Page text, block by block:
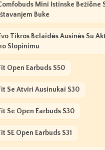
Mini Istinske Bežične
Buke
Tikros Belaidės Ausinės Su
Slopinimu
Open Earbuds S50
Se Atviri Ausinukai S30
Se Open Earbuds S30
SE Open Earbuds S31